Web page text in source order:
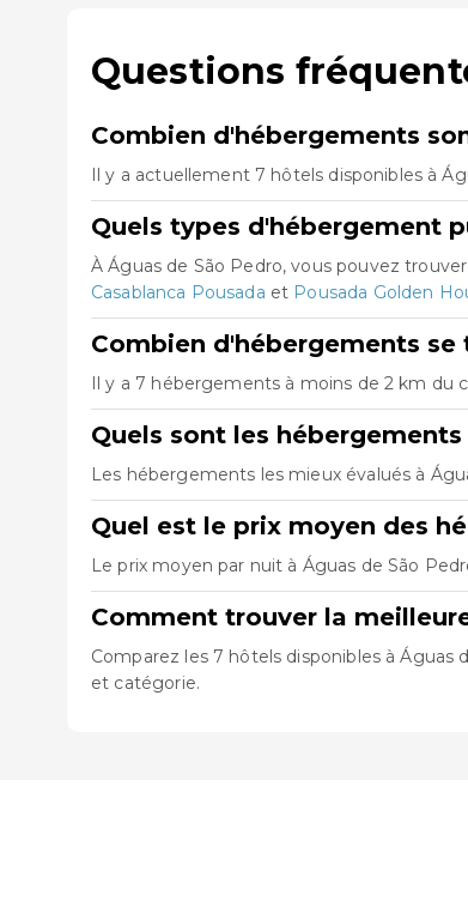
Questions
Combien d'hébergements
Il y a actuellement 7 hôtels disponibles à
Quels types d'hébergement
À Águas de São Pedro, vous pouvez
Casablanca Pousada et Pousada Golden
Combien d'hébergements se
Il y a 7 hébergements à moins de 2 km du
Quels sont les
Les hébergements les mieux évalués à
Quel est le prix moyen des
Le prix moyen par nuit à Águas de São
Comment trouver la
Comparez les 7 hôtels disponibles à
et catégorie.